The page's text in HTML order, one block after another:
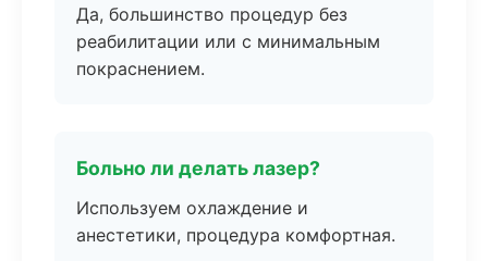
Да, большинство процедур без
реабилитации или с минимальным
покраснением.
Больно ли делать лазер?
Используем охлаждение и
анестетики, процедура комфортная.